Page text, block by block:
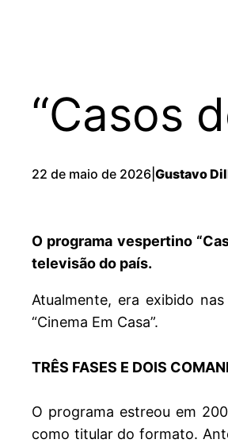
“Casos
22 de maio de 2026 Gustavo
O programa vespertino
televisão do país.
Atualmente, era exibido
“Cinema Em Casa”.
TRÊS FASES E DOIS
O programa estreou em
como titular do formato.